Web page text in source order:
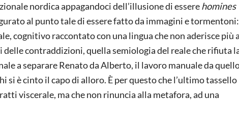
nordica appagandoci dell’illusione di esserehomines
al punto tale di essere fatto da immagini e tormentoni:
cognitivo raccontato con una lingua che non aderisce più
delle contraddizioni, quella semiologia del reale che rifiuta
a separare Renato da Alberto, il lavoro manuale da
si è cinto il capo di alloro. È per questo che l’ultimo tassello
viscerale, ma che non rinuncia alla metafora, ad una